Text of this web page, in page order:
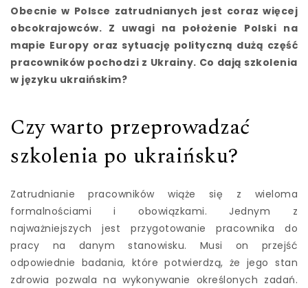
Obecnie w Polsce zatrudnianych jest coraz więcej
obcokrajowców. Z uwagi na położenie Polski na
mapie Europy oraz sytuację polityczną dużą część
pracowników pochodzi z Ukrainy. Co dają szkolenia
w języku ukraińskim?
Czy warto przeprowadzać
szkolenia po ukraińsku?
Zatrudnianie pracowników wiąże się z wieloma
formalnościami i obowiązkami. Jednym z
najważniejszych jest przygotowanie pracownika do
pracy na danym stanowisku. Musi on przejść
odpowiednie badania, które potwierdzą, że jego stan
zdrowia pozwala na wykonywanie określonych zadań.